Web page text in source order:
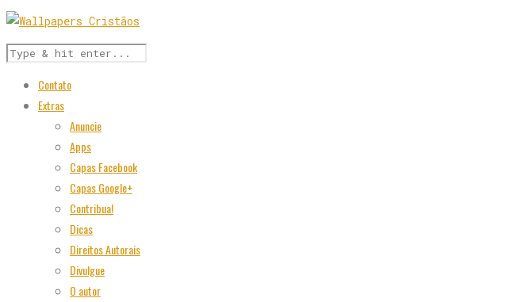
Contato
Extras
Anuncie
Apps
Capas Facebook
Capas Google+
Contribua!
Dicas
Direitos Autorais
Divulgue
O autor